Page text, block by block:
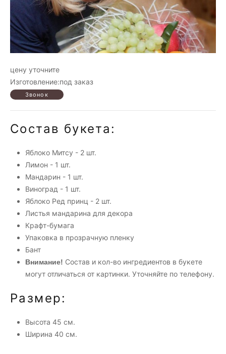
цену уточните
Изготовление:под заказ
Состав букета:
Яблоко Митсу - 2 шт.
Лимон - 1 шт.
Мандарин - 1 шт.
Виноград - 1 шт.
Яблоко Ред принц - 2 шт.
Листья мандарина для декора
Крафт-бумага
Упаковка в прозрачную пленку
Бант
Внимание! Состав и кол-во ингредиентов в букете
могут отличаться от картинки. Уточняйте по телефону.
Размер:
Высота 45 см.
Ширина 40 см.